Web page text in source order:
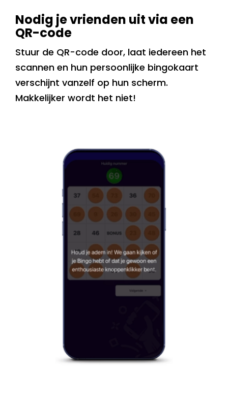
Nodig je vrienden uit via een
QR-code
Stuur de QR-code door, laat iedereen het
scannen en hun persoonlijke bingokaart
verschijnt vanzelf op hun scherm.
Makkelijker wordt het niet!